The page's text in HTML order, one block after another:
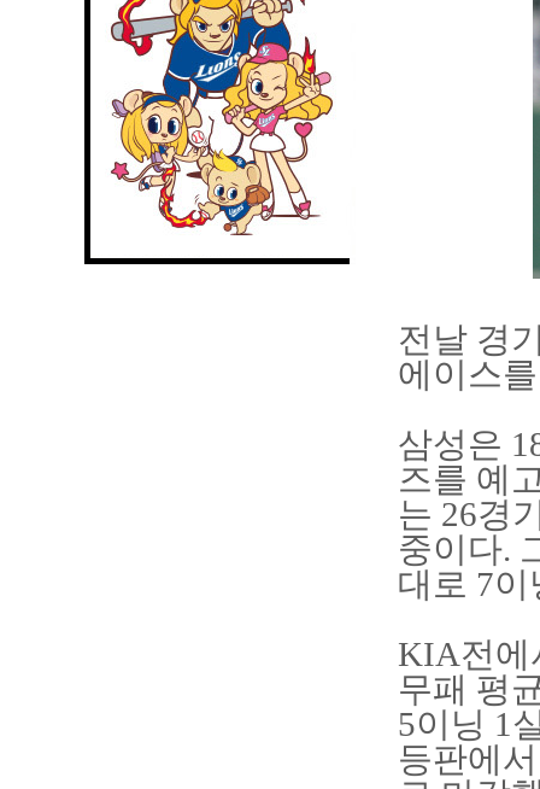
전날 경
에이스
삼성은
즈를 예
는 26경
중이다.
대로 7
KIA전에
무패 평
5이닝 1
등판에